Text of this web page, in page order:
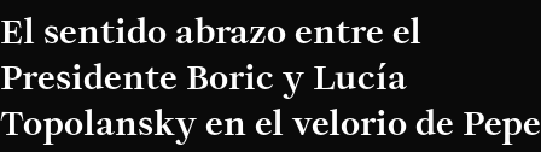
El sentido abrazo entre el
Presidente Boric y Lucía
Topolansky en el velorio de Pepe